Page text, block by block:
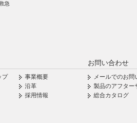
急
プ
事業概要
沿革
採用情報
お問い合わせ
メールでのお問
製品のアフター
総合カタログ